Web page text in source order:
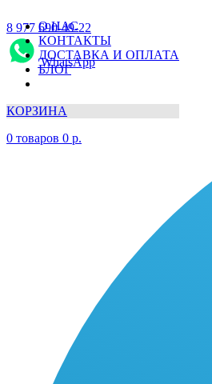
О НАС
КОНТАКТЫ
ДОСТАВКА И ОПЛАТА
БЛОГ
КОРЗИНА
0 товаров 0 р.
8 977 690-49-22
WhatsApp